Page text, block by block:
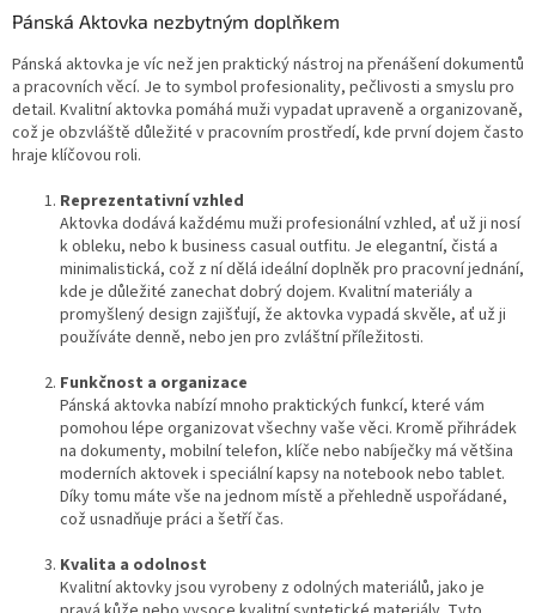
u
Pánská Aktovka nezbytným doplňkem
Pánská aktovka je víc než jen praktický nástroj na přenášení dokumentů
a pracovních věcí. Je to symbol profesionality, pečlivosti a smyslu pro
detail. Kvalitní aktovka pomáhá muži vypadat upraveně a organizovaně,
což je obzvláště důležité v pracovním prostředí, kde první dojem často
hraje klíčovou roli.
Reprezentativní vzhled
Aktovka dodává každému muži profesionální vzhled, ať už ji nosí
k obleku, nebo k business casual outfitu. Je elegantní, čistá a
minimalistická, což z ní dělá ideální doplněk pro pracovní jednání,
kde je důležité zanechat dobrý dojem. Kvalitní materiály a
promyšlený design zajišťují, že aktovka vypadá skvěle, ať už ji
používáte denně, nebo jen pro zvláštní příležitosti.
Funkčnost a organizace
Pánská aktovka nabízí mnoho praktických funkcí, které vám
pomohou lépe organizovat všechny vaše věci. Kromě přihrádek
na dokumenty, mobilní telefon, klíče nebo nabíječky má většina
moderních aktovek i speciální kapsy na notebook nebo tablet.
Díky tomu máte vše na jednom místě a přehledně uspořádané,
což usnadňuje práci a šetří čas.
Kvalita a odolnost
Kvalitní aktovky jsou vyrobeny z odolných materiálů, jako je